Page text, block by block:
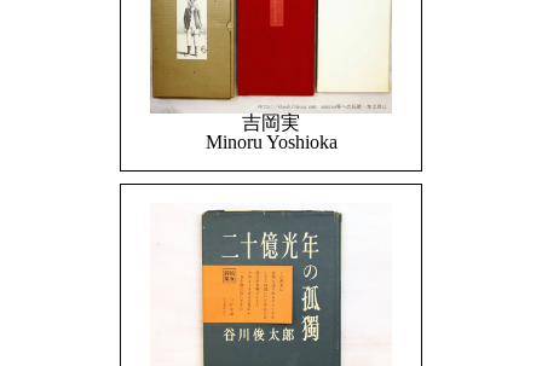
吉岡実
Minoru Yoshioka